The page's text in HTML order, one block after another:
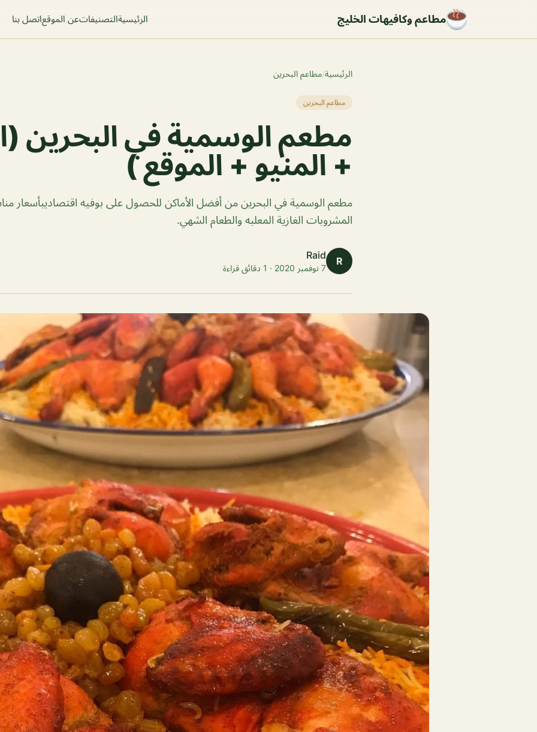
مطاعم وكافيهات الخليج الرئيسيةالتصنيفاتعن الموقعاتصل بنا
الرئيسية/مطاعم البحرين
مطاعم البحرين
مطعم الوسمية في البحرين
+ المنيو + الموقع )
مطعم الوسمية في البحرين من أفضل الأماكن للحصول على بوفيه اقتصاديبأسعار
المشروبات الغازية المعلبه والطعام الشهي.
R
Raid
7 نوفمبر 2020 · 1 دقائق قراءة